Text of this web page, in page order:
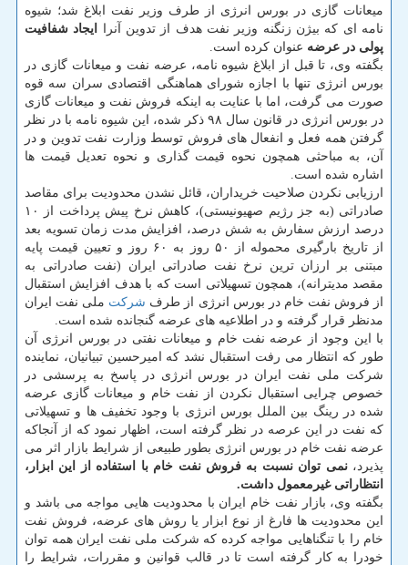
میعانات گازی در بورس انرژی از طرف وزیر نفت ابلاغ شد؛ شیوه
نامه ای كه بیژن زنگنه وزیر نفت هدف از تدوین آنرا
ایجاد شفافیت
پولی در عرضه عنوان كرده است.
بگفته وی، تا قبل از ابلاغ شیوه نامه، عرضه نفت و میعانات گازی در
بورس انرژی تنها با اجازه شورای هماهنگی اقتصادی سران سه قوه
صورت می گرفت، اما با عنایت به اینكه فروش نفت و میعانات گازی
در بورس انرژی در قانون سال ۹۸ ذكر شده، این شیوه نامه با در نظر
گرفتن همه فعل و انفعال های فروش توسط وزارت نفت تدوین و در
آن، به مباحثی همچون نحوه قیمت گذاری و نحوه تعدیل قیمت ها
اشاره شده است.
ارزیابی نكردن صلاحیت خریداران، قائل نشدن محدودیت برای مقاصد
صادراتی (به جز رژیم صهیونیستی)، كاهش نرخ پیش پرداخت از ۱۰
درصد ارزش سفارش به شش درصد، افزایش مدت زمان تسویه بعد
از تاریخ بارگیری محموله از ۵۰ روز به ۶۰ روز و تعیین قیمت پایه
مبتنی بر ارزان ترین نرخ نفت صادراتی ایران (نفت صادراتی به
مقصد مدیترانه)، همچون تسهیلاتی است كه با هدف افزایش استقبال
از فروش نفت خام در بورس انرژی از طرف شركت ملی نفت ایران
مدنظر قرار گرفته و در اطلاعیه های عرضه گنجانده شده است.
با این وجود از عرضه نفت خام و میعانات نفتی در بورس انرژی آن
طور كه انتظار می رفت استقبال نشد كه امیرحسین تبیانیان، نماینده
شركت ملی نفت ایران در بورس انرژی در پاسخ به پرسشی در
خصوص چرایی استقبال نكردن از نفت خام و میعانات گازی عرضه
شده در رینگ بین الملل بورس انرژی با وجود تخفیف ها و تسهیلاتی
كه نفت در این عرصه در نظر گرفته است، اظهار نمود كه از آنجاكه
عرضه نفت خام در بورس انرژی بطور طبیعی از شرایط بازار اثر می
پذیرد،نمی توان نسبت به فروش نفت خام با استفاده از این ابزار،
انتظاراتی غیرمعمول داشت.
بگفته وی، بازار نفت خام ایران با محدودیت هایی مواجه می باشد و
این محدودیت ها فارغ از نوع ابزار یا روش های عرضه، فروش نفت
خام را با تنگناهایی مواجه كرده كه شركت ملی نفت ایران همه توان
خودرا به كار گرفته است تا در قالب قوانین و مقررات، شرایط را